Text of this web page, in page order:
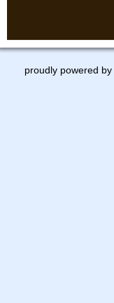
proudly powered by